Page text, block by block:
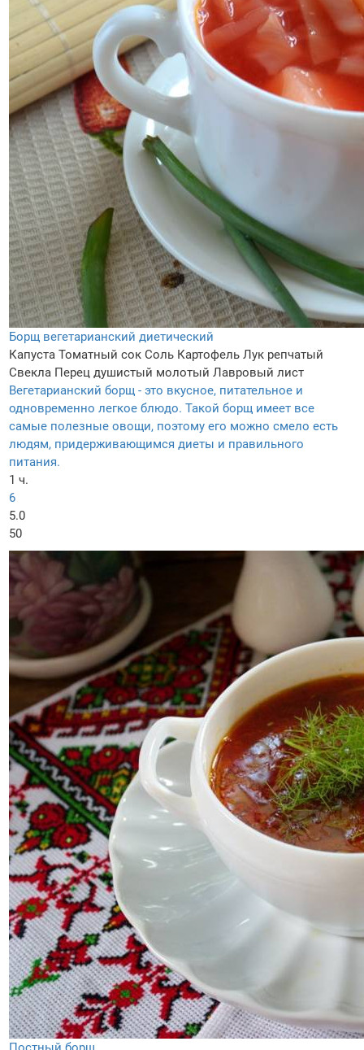
Борщ вегетарианский диетический
Капуста Томатный сок Соль Картофель Лук репчатый
Свекла Перец душистый молотый Лавровый лист
Вегетарианский борщ - это вкусное, питательное и
одновременно легкое блюдо. Такой борщ имеет все
самые полезные овощи, поэтому его можно смело есть
людям, придерживающимся диеты и правильного
питания.
1 ч.
6
5.0
50